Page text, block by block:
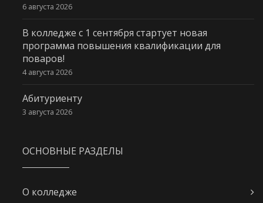
6 августа 2026
В колледже с 1 сентября стартует новая
программа повышения квалификации для
поваров!
4 августа 2026
Абитуриенту
3 августа 2026
ОСНОВНЫЕ РАЗДЕЛЫ
О колледже